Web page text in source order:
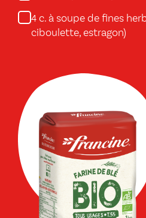
4 c. à soupe de fines
ciboulette, estragon)